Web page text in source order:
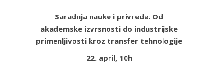
Saradnja nauke i privrede: Od
akademske izvrsnosti do industrijske
primenljivosti kroz transfer tehnologije
22. april, 10h